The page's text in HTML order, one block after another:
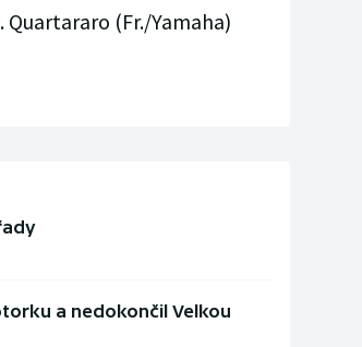
Quartararo (Fr./Yamaha)
a nedokončil Velkou